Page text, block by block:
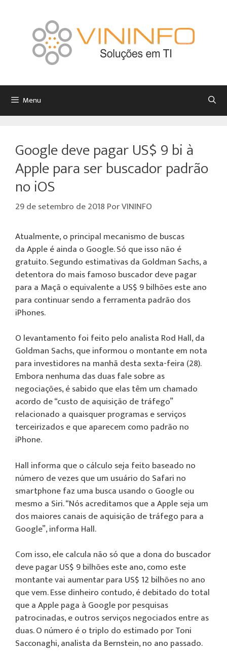
Menu
Google deve pagar US$ 9 bi à
Apple para ser buscador padrão
no iOS
29 de setembro de 2018 PorVININFO
Atualmente, o principal mecanismo de buscas
da Apple é ainda o Google. Só que isso não é
gratuito. Segundo estimativas da Goldman Sachs, a
detentora do mais famoso buscador deve pagar
para a Maçã o equivalente a US$ 9 bilhões este ano
para continuar sendo a ferramenta padrão dos
iPhones.
O levantamento foi feito pelo analista Rod Hall, da
Goldman Sachs, que informou o montante em nota
para investidores na manhã desta sexta-feira (28).
Embora nenhuma das duas fale sobre as
negociações, é sabido que elas têm um chamado
acordo de “custo de aquisição de tráfego”
relacionado a quaisquer programas e serviços
terceirizados e que aparecem como padrão no
iPhone.
Hall informa que o cálculo seja feito baseado no
número de vezes que um usuário do Safari no
smartphone faz uma busca usando o Google ou
mesmo a Siri. “Nós acreditamos que a Apple seja um
dos maiores canais de aquisição de tráfego para a
Google”, informa Hall.
Com isso, ele calcula não só que a dona do buscador
deve pagar US$ 9 bilhões este ano, como este
montante vai aumentar para US$ 12 bilhões no ano
que vem. Esse dinheiro contudo, é debitado do total
que a Apple paga à Google por pesquisas
patrocinadas, e outros serviços negociados entre as
duas. O número é o triplo do estimado por Toni
Sacconaghi, analista da Bernstein, no ano passado.